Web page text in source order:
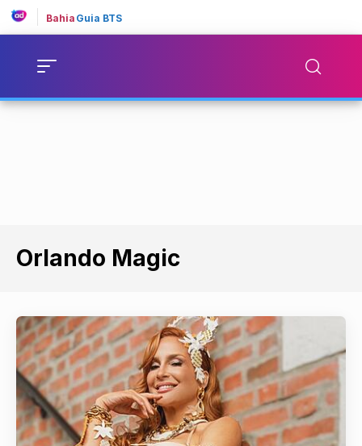
Bahia Guia BTS
Orlando Magic